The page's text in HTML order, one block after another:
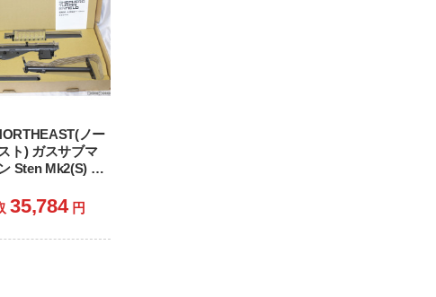
ノー
ト) ガスサブマ
Sten Mk2(S) T
BSA marking)
008) (18歳以
35,784 円